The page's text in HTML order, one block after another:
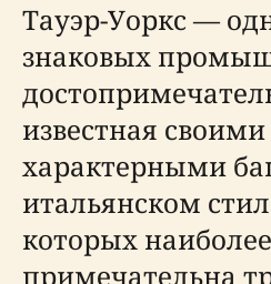
Тауэр-Уоркс —
знаковых
известная своими
характерными
итальянском
которых наиболее
примечательна